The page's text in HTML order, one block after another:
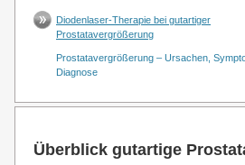
Diodenlaser-Therapie bei gutartiger
Prostatavergrößerung
Prostatavergrößerung – Ursachen,
Diagnose
Überblick gutartige